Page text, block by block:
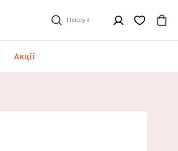
Пошук
Акції